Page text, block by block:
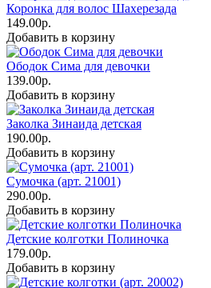
Коронка для волос Шахерезада
149.00р.
Добавить в корзину
Ободок Сима для девочки
139.00р.
Добавить в корзину
Заколка Зинаида детская
190.00р.
Добавить в корзину
Сумочка (арт. 21001)
290.00р.
Добавить в корзину
Детские колготки Полиночка
179.00р.
Добавить в корзину